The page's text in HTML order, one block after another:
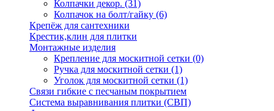
Колпачки декор. (31)
Колпачок на болт/гайку (6)
Крепёж для сантехники
Крестик,клин для плитки
Монтажные изделия
Крепление для москитной сетки (0)
Ручка для москитной сетки (1)
Уголок для москитной сетки (1)
Связи гибкие с песчаным покрытием
Система выравнивания плитки (СВП)